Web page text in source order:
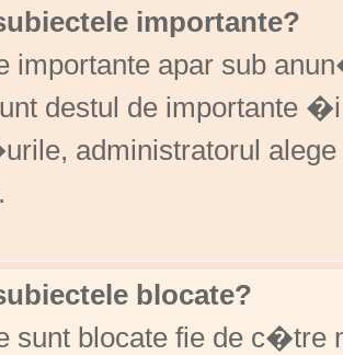
importante?
importante apar sub
destul de
administratorul
blocate?
sunt blocate fie de